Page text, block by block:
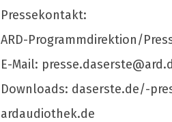
Pressekontakt:
ARD-Programmdirektion/
E-Mail:
Downloads: daserste.de/-
ardaudiothek.de